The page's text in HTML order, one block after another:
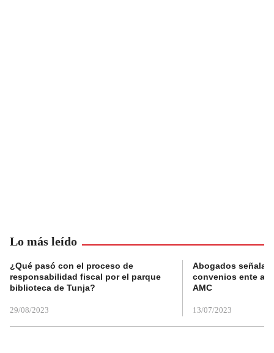
Lo más leído
¿Qué pasó con el proceso de
responsabilidad fiscal por el parque
biblioteca de Tunja?
29/08/2023
Abogados
convenios ente
AMC
13/07/2023